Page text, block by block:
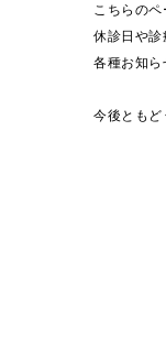
こちらの
休診日や診
各種お知ら
今後ともど